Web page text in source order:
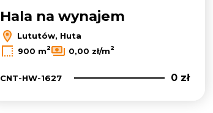
Hala na wynajem
Lututów, Huta
900 m2 0,00 zł/m2
CNT-HW-1627 0 zł